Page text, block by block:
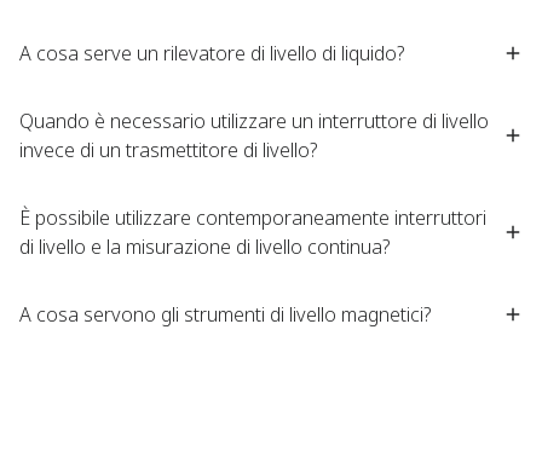
A cosa serve un rilevatore di livello di liquido?​
Quando è necessario utilizzare un interruttore di livello
invece di un trasmettitore di livello?​
È possibile utilizzare contemporaneamente interruttori
di livello e la misurazione di livello continua?​
A cosa servono gli strumenti di livello magnetici?​